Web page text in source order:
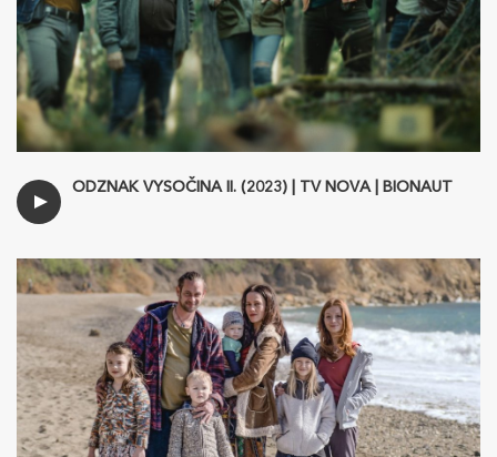
ODZNAK VYSOČINA II. (2023) | TV NOVA | BIONAUT